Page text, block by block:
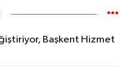
Başkent Hizmet